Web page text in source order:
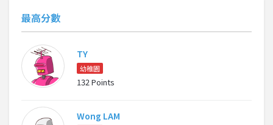
最高分數
TY
幼稚園
132 Points
Wong LAM